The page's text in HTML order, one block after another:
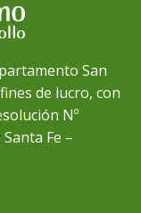
San
de lucro, con
Nº
Fe –